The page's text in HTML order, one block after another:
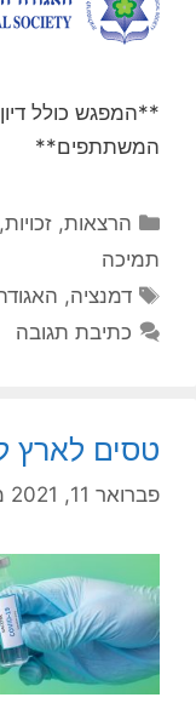
**המפגש כולל
המשתתפים**
קטגוריות
הרצאות,זכויות,
תמיכה
תגיות
דמנציה,
כתיבת תגובה
טסים לארץ
פברואר 11, 2021